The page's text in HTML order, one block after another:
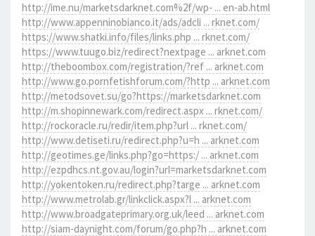
http://ime.nu/marketsdarknet.com%2f/wp- ... en-ab.html
http://www.appenninobianco.it/ads/adcli ... rknet.com/
https://www.shatki.info/files/links.php ... rknet.com/
https://www.tuugo.biz/redirect?nextpage ... arknet.com
http://theboombox.com/registration/?ref ... arknet.com
http://www.go.pornfetishforum.com/?http ... arknet.com
http://metodsovet.su/go?https://marketsdarknet.com
http://m.shopinnewark.com/redirect.aspx ... rknet.com/
http://rockoracle.ru/redir/item.php?url ... rknet.com/
http://www.detiseti.ru/redirect.php?u=h ... arknet.com
http://geotimes.ge/links.php?go=https:/ ... arknet.com
http://ezpdhcs.nt.gov.au/login?url=marketsdarknet.com
http://yokentoken.ru/redirect.php?targe ... arknet.com
http://www.metrolab.gr/linkclick.aspx?l ... arknet.com
http://www.broadgateprimary.org.uk/leed ... arknet.com
http://siam-daynight.com/forum/go.php?h ... arknet.com